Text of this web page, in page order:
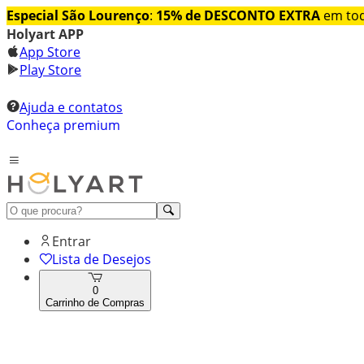
Especial São Lourenço: 15% de DESCONTO EXTRA em
Holyart APP
App Store
Play Store
Ajuda e contatos
Conheça premium
Entrar
Lista de Desejos
0
Carrinho de Compras